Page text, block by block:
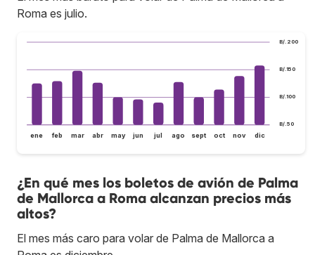
Roma es julio.
B/.50
B/.100
B/.150
B/.200
ene feb mar abr may jun jul ago sept oct nov dic
¿En qué mes los boletos de avión de Palma
de Mallorca a Roma alcanzan precios más
altos?
El mes más caro para volar de Palma de Mallorca a